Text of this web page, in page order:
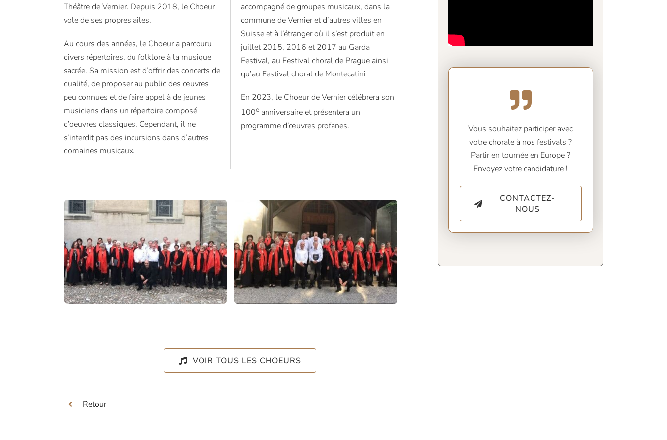
Théâtre de Vernier. Depuis 2018, le Choeur
vole de ses propres ailes.
Au cours des années, le Choeur a parcouru
divers répertoires, du folklore à la musique
sacrée. Sa mission est d’offrir des concerts de
qualité, de proposer au public des œuvres
peu connues et de faire appel à de jeunes
musiciens dans un répertoire composé
d’oeuvres classiques. Cependant, il ne
s’interdit pas des incursions dans d’autres
domaines musicaux.
accompagné de groupes musicaux, dans la
commune de Vernier et d’autres villes en
Suisse et à l’étranger où il s’est produit en
juillet 2015, 2016 et 2017 au Garda
Festival, au Festival choral de Prague ainsi
qu’au Festival choral de Montecatini
En 2023, le Choeur de Vernier célébrera son
100eanniversaire et présentera un
programme d’œuvres profanes.
Vous souhaitez participer avec
votre chorale à nos festivals ?
Partir en tournée en Europe ?
Envoyez votre candidature !
CONTACTEZ-
NOUS
VOIR TOUS LES CHOEURS
Retour